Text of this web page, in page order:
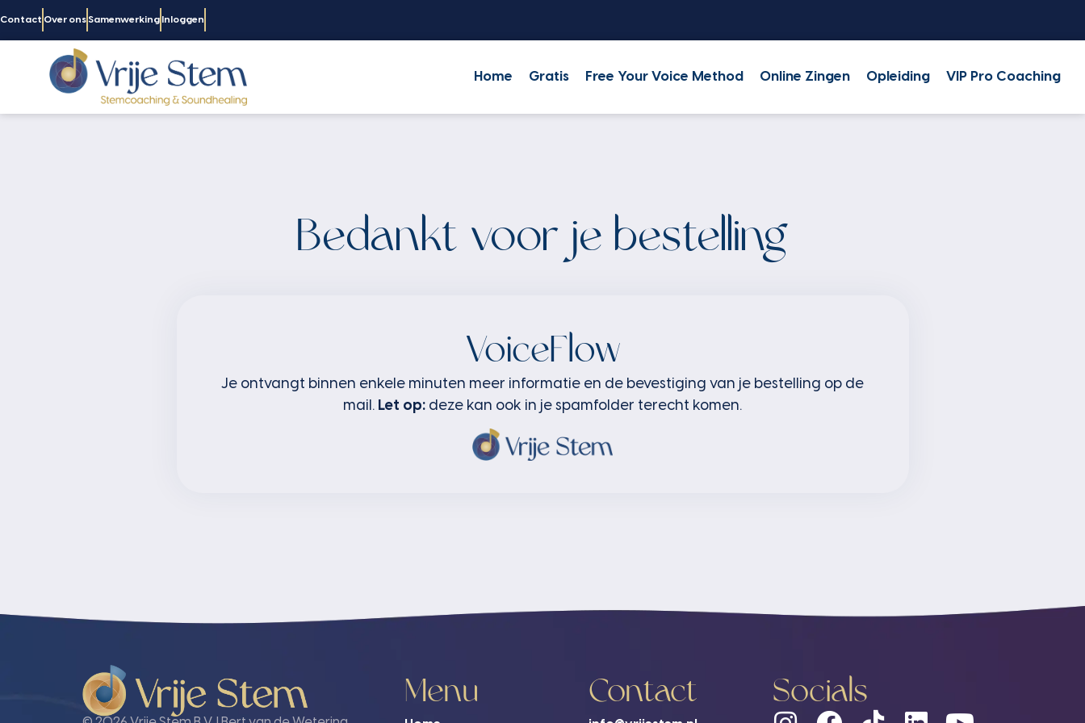
Contact Over onsSamenwerking Inloggen
Home Gratis Free Your Voice Method Online Zingen Opleiding VIP Pro Coaching
Bedankt voor je bestelling
VoiceFlow
Je ontvangt binnen enkele minuten meer informatie en de bevestiging van je bestelling op de
mail. Let op: deze kan ook in je spamfolder terecht komen.
Menu Contact Socials